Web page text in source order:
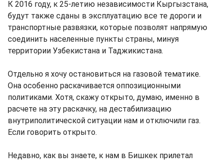
К 2016 году, к 25-летию независимости Кыргызстана,
будут также сданы в эксплуатацию все те дороги и
транспортные развязки, которые позволят напрямую
соединить населенные пункты страны, минуя
территории Узбекистана и Таджикистана.
Отдельно я хочу остановиться на газовой тематике.
Она особенно раскачивается оппозиционными
политиками. Хотя, скажу открыто, думаю, именно в
расчете на эту раскачку, на дестабилизацию
внутриполитической ситуации нам и отключили газ.
Если говорить открыто.
Недавно, как вы знаете, к нам в Бишкек прилетал